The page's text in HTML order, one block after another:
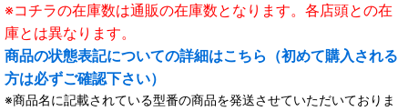
※コチラの在庫数は通販の在庫数となります。各店頭との在
庫とは異なります。
商品の状態表記についての詳細はこちら（初めて購入される
方は必ずご確認下さい）
※商品名に記載されている型番の商品を発送させていただいておりま